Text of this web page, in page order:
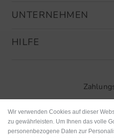
UNTERNEHMEN
HILFE
Wir verwenden Cookies auf dieser
zu gewährleisten. Um Ihnen das volle
personenbezogene Daten zur